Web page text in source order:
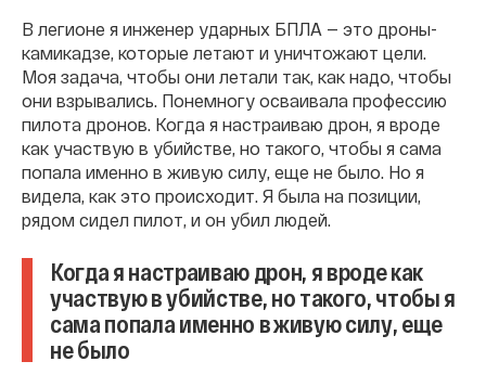
В легионе я инженер ударных БПЛА — это дроны-
камикадзе, которые летают и уничтожают цели.
Моя задача, чтобы они летали так, как надо, чтобы
они взрывались. Понемногу осваивала профессию
пилота дронов. Когда я настраиваю дрон, я вроде
как участвую в убийстве, но такого, чтобы я сама
попала именно в живую силу, еще не было. Но я
видела, как это происходит. Я была на позиции,
рядом сидел пилот, и он убил людей.
Когда я настраиваю дрон, я вроде как
участвую в убийстве, но такого, чтобы я
сама попала именно в живую силу, еще
не было